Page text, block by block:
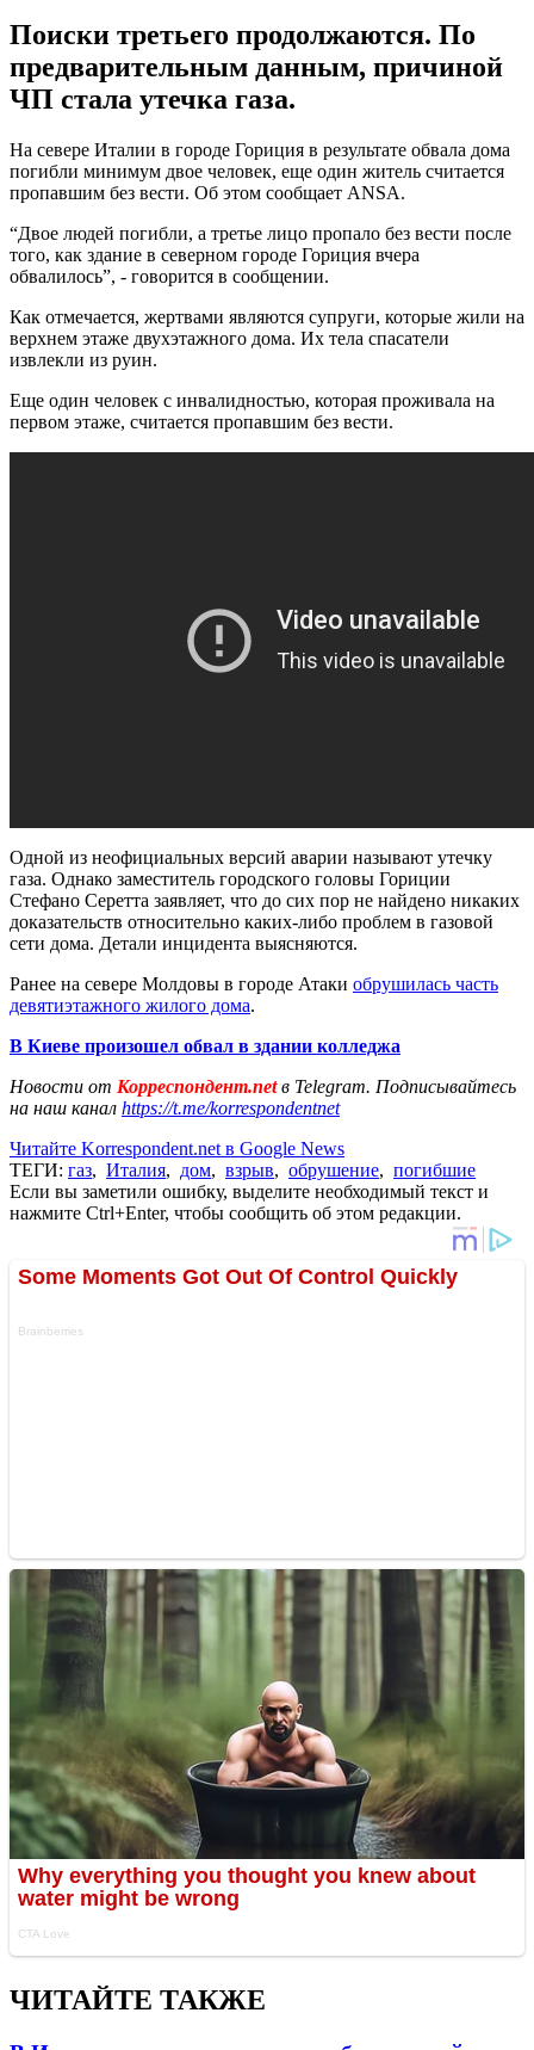
Поиски третьего продолжаются. По
предварительным данным, причиной
ЧП стала утечка газа.
На севере Италии в городе Гориция в результате обвала дома
погибли минимум двое человек, еще один житель считается
пропавшим без вести. Об этом сообщает ANSA.
“Двое людей погибли, а третье лицо пропало без вести после
того, как здание в северном городе Гориция вчера
обвалилось”, - говорится в сообщении.
Как отмечается, жертвами являются супруги, которые жили на
верхнем этаже двухэтажного дома. Их тела спасатели
извлекли из руин.
Еще один человек с инвалидностью, которая проживала на
первом этаже, считается пропавшим без вести.
Одной из неофициальных версий аварии называют утечку
газа. Однако заместитель городского головы Гориции
Стефано Серетта заявляет, что до сих пор не найдено никаких
доказательств относительно каких-либо проблем в газовой
сети дома. Детали инцидента выясняются.
Ранее на севере Молдовы в городе Атаки обрушилась часть
девятиэтажного жилого дома.
В Киеве произошел обвал в здании колледжа
Новости от Корреспондент.netв Telegram. Подписывайтесь
на наш канал https://t.me/korrespondentnet
Читайте Korrespondent.net в Google News
ТЕГИ: газ, Италия, дом, взрыв, обрушение, погибшие
Если вы заметили ошибку, выделите необходимый текст и
нажмите Ctrl+Enter, чтобы сообщить об этом редакции.
ЧИТАЙТЕ ТАКЖЕ